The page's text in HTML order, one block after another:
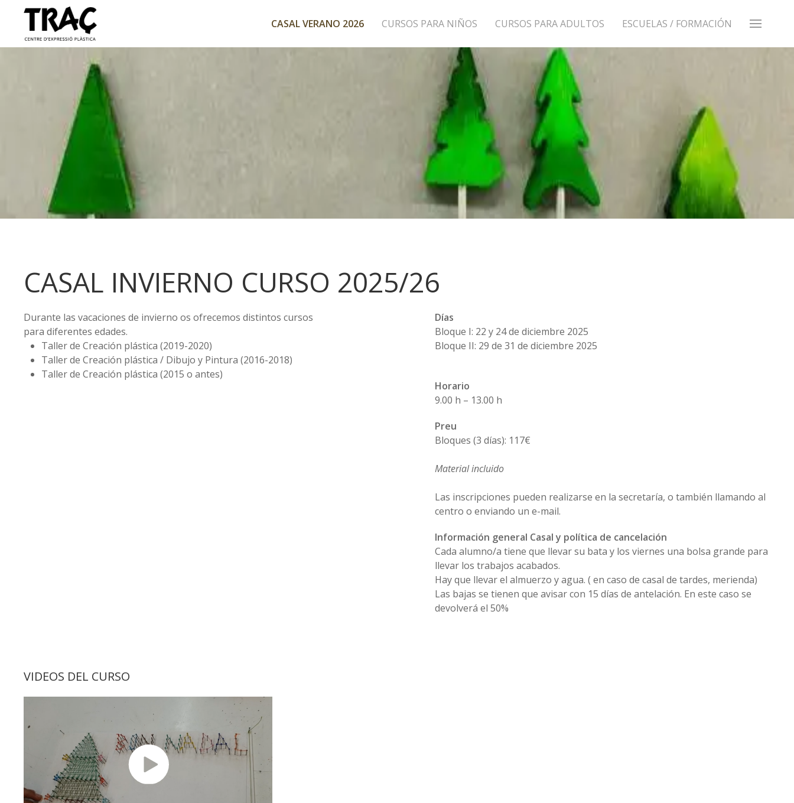
CASAL VERANO 2026 CURSOS PARA NIÑOS CURSOS PARA ADULTOS ESCUELAS / FORMACIÓN
CASAL INVIERNO CURSO 2025/26
Durante las vacaciones de invierno os ofrecemos distintos cursos
para diferentes edades.
Taller de Creación plástica (2019-2020)
Taller de Creación plástica / Dibujo y Pintura (2016-2018)
Taller de Creación plástica (2015 o antes)
Días
Bloque I: 22 y 24 de diciembre 2025
Bloque II: 29 de 31 de diciembre 2025
Horario
9.00 h – 13.00 h
Preu
Bloques (3 días): 117€
Material incluido
Las inscripciones pueden realizarse en la secretaría, o también llamando al
centro o enviando un e-mail.
Información general Casal y política de cancelación
Cada alumno/a tiene que llevar su bata y los viernes una bolsa grande para
llevar los trabajos acabados.
Hay que llevar el almuerzo y agua. ( en caso de casal de tardes, merienda)
Las bajas se tienen que avisar con 15 días de antelación. En este caso se
devolverá el 50%
VIDEOS DEL CURSO